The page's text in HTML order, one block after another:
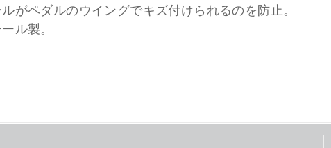
がペダルのウイングでキズ付けられるのを防止。
ル製。